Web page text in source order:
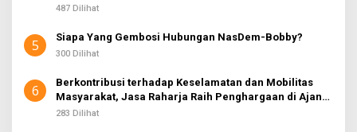
487 Dilihat
5 Siapa Yang Gembosi Hubungan NasDem-Bobby?
300 Dilihat
6
Berkontribusi terhadap Keselamatan dan Mobilitas
Masyarakat, Jasa Raharja Raih Penghargaan di Ajang
Transportasi Indonesia Awards 2026
283 Dilihat